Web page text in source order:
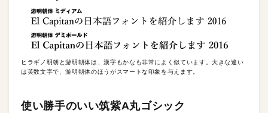
ヒラギノ明朝と游明朝体は、漢字もかなも非常によく似ています。大きな違い
は英数文字で、游明朝体のほうがスマートな印象を与えます。
使い勝手のいい筑紫A丸ゴシック